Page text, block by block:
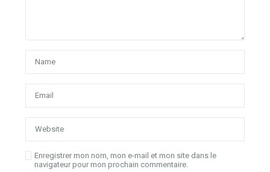
Enregistrer mon nom, mon e-mail et mon site dans le
navigateur pour mon prochain commentaire.